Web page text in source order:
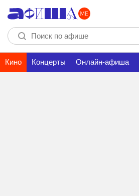
Кино Концерты Онлайн-афиша